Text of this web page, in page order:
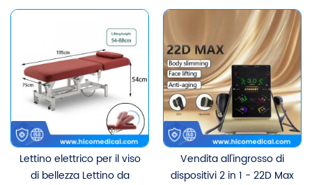
Lettino elettrico per il viso
di bellezza Lettino da
Vendita all'ingrosso di
dispositivi 2 in 1 - 22D Max